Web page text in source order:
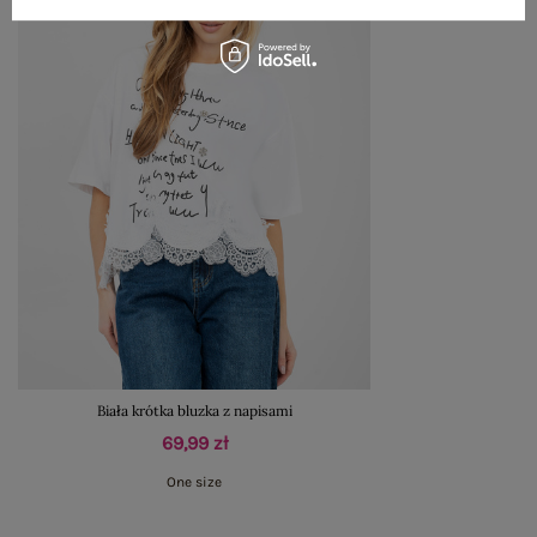
Biała krótka bluzka z napisami
69,99 zł
One size